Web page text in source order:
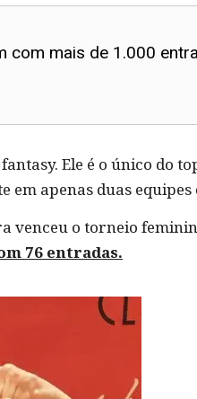
com mais de 1.000
Ele é o único do
em apenas duas equipes
venceu o torneio
76 entradas.